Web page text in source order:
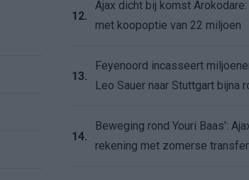
12.
Ajax dicht bij komst Arokodare:
met koopoptie van 22 miljoen
13.
Feyenoord incasseert
Leo Sauer naar Stuttgart bijna
14.
Beweging rond Youri Baas':
rekening met zomerse transfer